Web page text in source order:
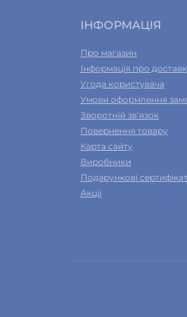
Шкіра, волосся,
Чай
ІНФОРМАЦІЯ
Про магазин
Інформація про
Угода користувача
Умови оформлення
Зворотній зв’язок
Повернення товару
Карта сайту
Виробники
Подарункові
Акції